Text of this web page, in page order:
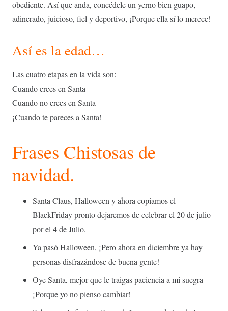
obediente. Así que anda, concédele un yerno bien guapo,
adinerado, juicioso, fiel y deportivo, ¡Porque ella sí lo merece!
Así es la edad…
Las cuatro etapas en la vida son:
Cuando crees en Santa
Cuando no crees en Santa
¡Cuando te pareces a Santa!
Frases Chistosas de
navidad.
Santa Claus, Halloween y ahora copiamos el
BlackFriday pronto dejaremos de celebrar el 20 de julio
por el 4 de Julio.
Ya pasó Halloween, ¡Pero ahora en diciembre ya hay
personas disfrazándose de buena gente!
Oye Santa, mejor que le traigas paciencia a mi suegra
¡Porque yo no pienso cambiar!